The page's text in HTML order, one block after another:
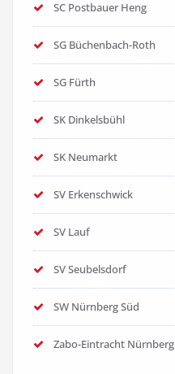
SC Postbauer Heng
SG Büchenbach-Roth
SG Fürth
SK Dinkelsbühl
SK Neumarkt
SV Erkenschwick
SV Lauf
SV Seubelsdorf
SW Nürnberg Süd
Zabo-Eintracht Nürnberg